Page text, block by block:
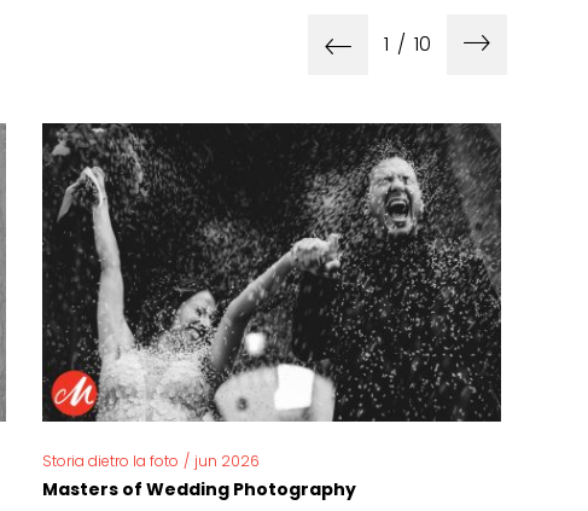
Storia dietro la foto / jun 2026
Masters of Wedding Photography
1 / 10